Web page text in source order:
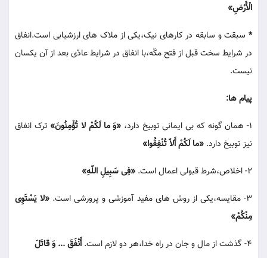
الْأَرْضِ»
* سبقت و سابقه در کارهای نیک،یکی از ملاک های ارزشیابی است.انفاق
در شرایط سخت قبل از فتح مکّه،با انفاق در شرایط عادّی بعد از آن یکسان
نیست.
پیام ها:
1- همان گونه که بی ایمانی توبیخ دارد، «وَ ما لَکُمْ لا تُؤْمِنُونَ» ترک انفاق
نیز توبیخ دارد. «ما لَکُمْ أَلاّ تُنْفِقُوا»
2- اخلاص،شرط قبولی اعمال است. «فِی سَبِیلِ اللّهِ»
3- مقایسه،یکی از روش های مفید آموزشی و پرورشی است.
«لا یَسْتَوِی
مِنْکُمْ»
4- گذشت از مال و جان در راه خدا،هر دو لازم است. أَنْفَقَ ... وَ قاتَلَ